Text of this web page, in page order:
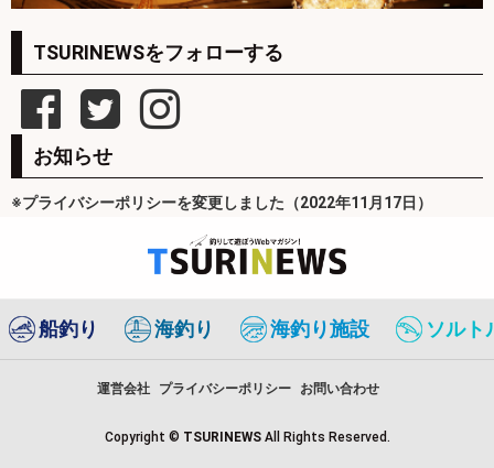
TSURINEWSをフォローする
お知らせ
※プライバシーポリシーを変更しました（2022年11月17日）
船釣り 海釣り 海釣り施設 ソルト
運営会社 プライバシーポリシー お問い合わせ
Copyright © TSURINEWS All Rights Reserved.